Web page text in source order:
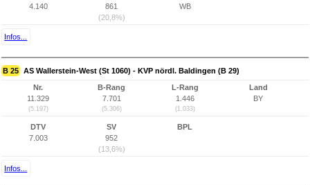
4.140
861
(20,8%)
WB
Infos...
B 25 AS Wallerstein-West (St 1060) - KVP nördl. Baldingen (B 29)
Nr.
11.329
(5.197)
B-Rang
7.701
(5.306)
L-Rang
1.446
(1.033)
Land
BY
DTV
7.003
SV
952
(13,6%)
BPL
Infos...